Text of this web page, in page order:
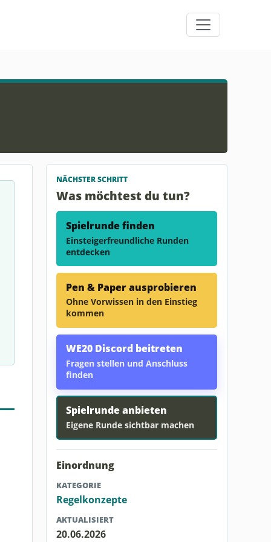
NÄCHSTER SCHRITT
Was möchtest du tun?
Spielrunde finden
Einsteigerfreundliche Runden
entdecken
Pen & Paper ausprobieren
Ohne Vorwissen in den Einstieg
kommen
WE20 Discord beitreten
Fragen stellen und Anschluss
finden
Spielrunde anbieten
Eigene Runde sichtbar machen
Einordnung
KATEGORIE
Regelkonzepte
AKTUALISIERT
20.06.2026